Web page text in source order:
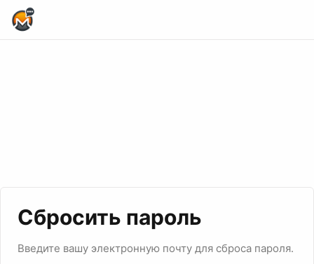
Сбросить пароль
Введите вашу электронную почту для сброса пароля.